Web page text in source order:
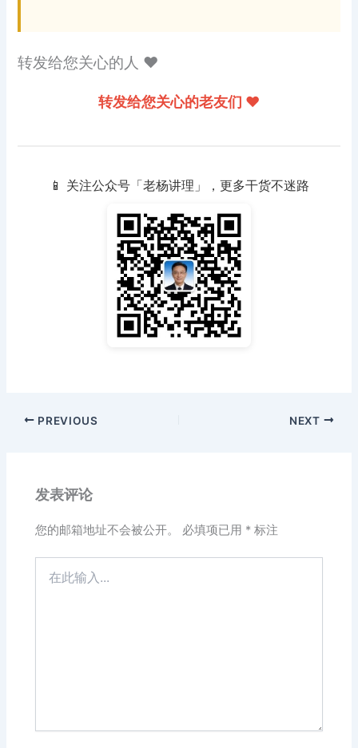
转发给您关心的人 ❤️
转发给您关心的老友们 ❤️
📱 关注公众号「老杨讲理」，更多干货不迷路
PREVIOUS NEXT
发表评论
您的邮箱地址不会被公开。 必填项已用 * 标注